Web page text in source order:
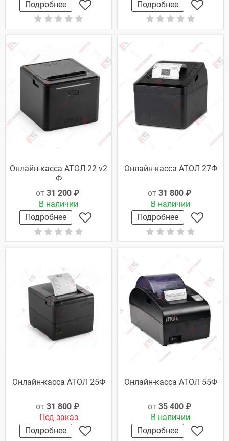
Подробнее Подробнее
Онлайн-касса АТОЛ 22 v2
Ф
от 31 200 ₽
В наличии
Подробнее
Онлайн-касса АТОЛ 27Ф
от 31 800 ₽
В наличии
Подробнее
Онлайн-касса АТОЛ 25Ф
от 31 800 ₽
Под заказ
Подробнее
Онлайн-касса АТОЛ 55Ф
от 35 400 ₽
В наличии
Подробнее